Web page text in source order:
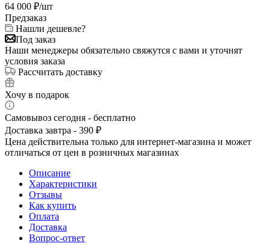
64 000 ₽/шт
Предзаказ
Нашли дешевле?
Под заказ
Наши менеджеры обязательно свяжутся с вами и уточнят
условия заказа
Рассчитать доставку
Хочу в подарок
Самовывоз сегодня - бесплатно
Доставка завтра - 390 ₽
Цена действительна только для интернет-магазина и может
отличаться от цен в розничных магазинах
Описание
Характеристики
Отзывы
Как купить
Оплата
Доставка
Вопрос-ответ